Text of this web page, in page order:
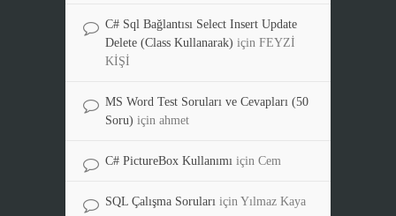
C# Sql Bağlantısı Select Insert Update
Delete (Class Kullanarak) için FEYZİ
KİŞİ
MS Word Test Soruları ve Cevapları (50
Soru) için ahmet
C# PictureBox Kullanımı için Cem
SQL Çalışma Soruları için Yılmaz Kaya